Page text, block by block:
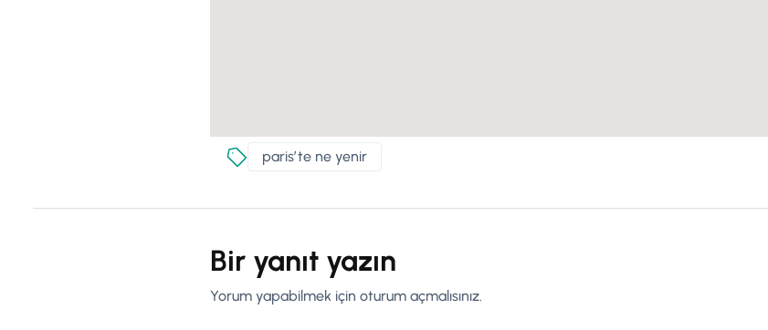
parisʼte ne yenir
Bir yanıt yazın
Yorum yapabilmek için oturum açmalısınız.